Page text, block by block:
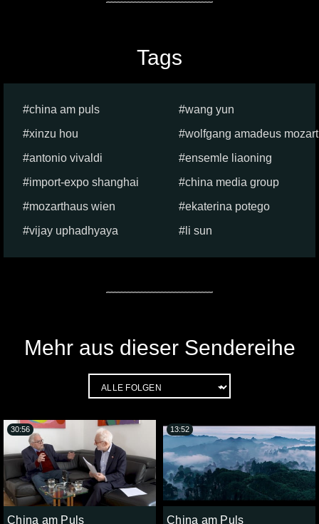
Tags
china am puls
wang yun
xinzu hou
wolfgang amadeus mozart
antonio vivaldi
ensemle liaoning
import-expo shanghai
china media group
mozarthaus wien
ekaterina potego
vijay uphadhyaya
li sun
Mehr aus dieser Sendereihe
China am Puls
30:56
China am Puls
13:52